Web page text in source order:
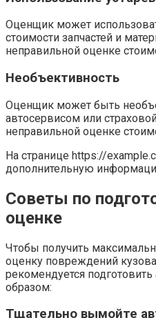
Оценщик может
стоимости запчастей и
неправильной оценке
Необъективность
Оценщик может быть
автосервисом или
неправильной оценке
На странице https://
дополнительную
Советы по
оценке
Чтобы получить
оценку повреждений
рекомендуется
образом:
Тщательно вымойте